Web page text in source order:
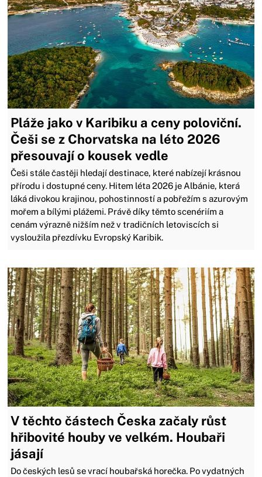
Pláže jako v Karibiku a ceny poloviční.
Češi se z Chorvatska na léto 2026
přesouvají o kousek vedle
Češi stále častěji hledají destinace, které nabízejí krásnou
přírodu i dostupné ceny. Hitem léta 2026 je Albánie, která
láká divokou krajinou, pohostinností a pobřežím s azurovým
mořem a bílými plážemi. Právě díky těmto scenériím a
cenám výrazně nižším než v tradičních letoviscích si
vysloužila přezdívku Evropský Karibik.
V těchto částech Česka začaly růst
hřibovité houby ve velkém. Houbaři
jásají
Do českých lesů se vrací houbařská horečka. Po vydatných